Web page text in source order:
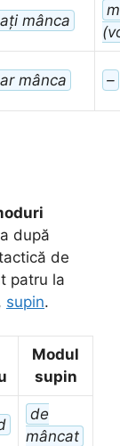
ați mânca
ar mânca –
după
de
patru la
supin.
Modul
supin
de
mâncat